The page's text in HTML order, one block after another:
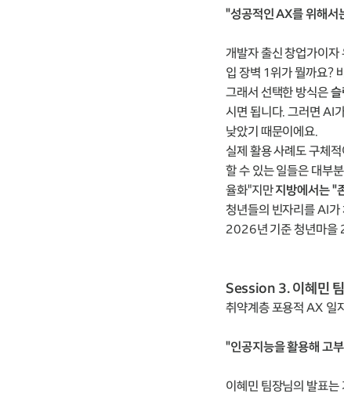
"성공적인 AX를 위해서
개발자 출신 창업가이
입 장벽 1위가 뭘까요?
그래서 선택한 방식은슬
시면 됩니다. 그러면 AI
낮았기 때문이에요.
실제 활용 사례도 구체
할 수 있는 일들은 대부
율화"지만지방에서는 "
청년들의 빈자리를 AI가
2026년 기준 청년마을
Session 3. 이혜민
취약계층 포용적 AX 일
"인공지능을 활용해 고
이혜민 팀장님의 발표